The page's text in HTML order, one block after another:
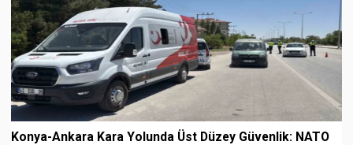
Konya-Ankara Kara Yolunda Üst Düzey Güvenlik: NATO